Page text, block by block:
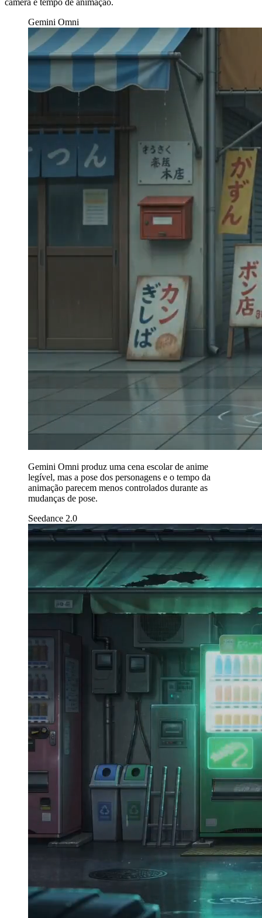
Gemini Omni
Gemini Omni produz uma cena escolar de anime
legível, mas a pose dos personagens e o tempo da
animação parecem menos controlados durante as
mudanças de pose.
Seedance 2.0